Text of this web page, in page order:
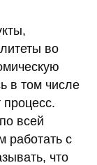
во
в том числе
процесс.
всей
работать с
что